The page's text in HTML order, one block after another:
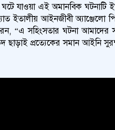
ঘটে যাওয়া এই অমানবিক
ইতালীয় আইনজীবী
“এ সহিংসতার ঘটনা আমাদের
ছাড়াই প্রত্যেকের সমান আইনি